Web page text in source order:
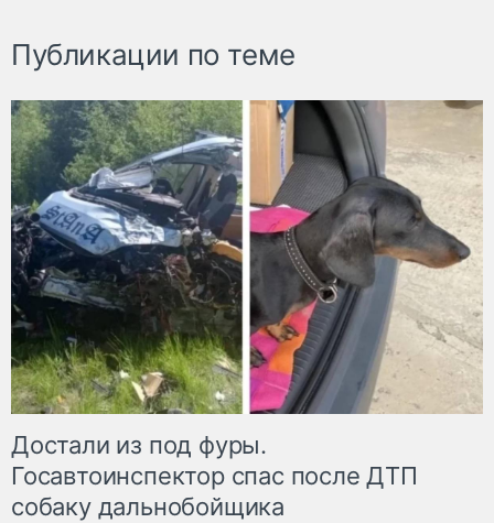
Публикации по теме
Достали из под фуры.
Госавтоинспектор спас после ДТП
собаку дальнобойщика